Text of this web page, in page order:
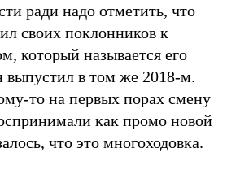
ради надо отметить, что
своих поклонников к
который называется его
в том же 2018-м.
то на первых порах смену
как промо новой
что это многоходовка.